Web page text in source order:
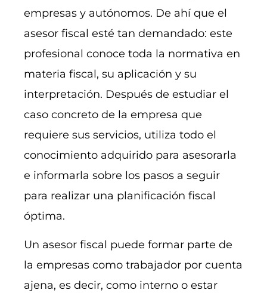
empresas y autónomos. De ahí que el
asesor fiscal esté tan demandado: este
profesional conoce toda la normativa en
materia fiscal, su aplicación y su
interpretación. Después de estudiar el
caso concreto de la empresa que
requiere sus servicios, utiliza todo el
conocimiento adquirido para asesorarla
e informarla sobre los pasos a seguir
para realizar una planificación fiscal
óptima.
Un asesor fiscal puede formar parte de
la empresas como trabajador por cuenta
ajena, es decir, como interno o estar